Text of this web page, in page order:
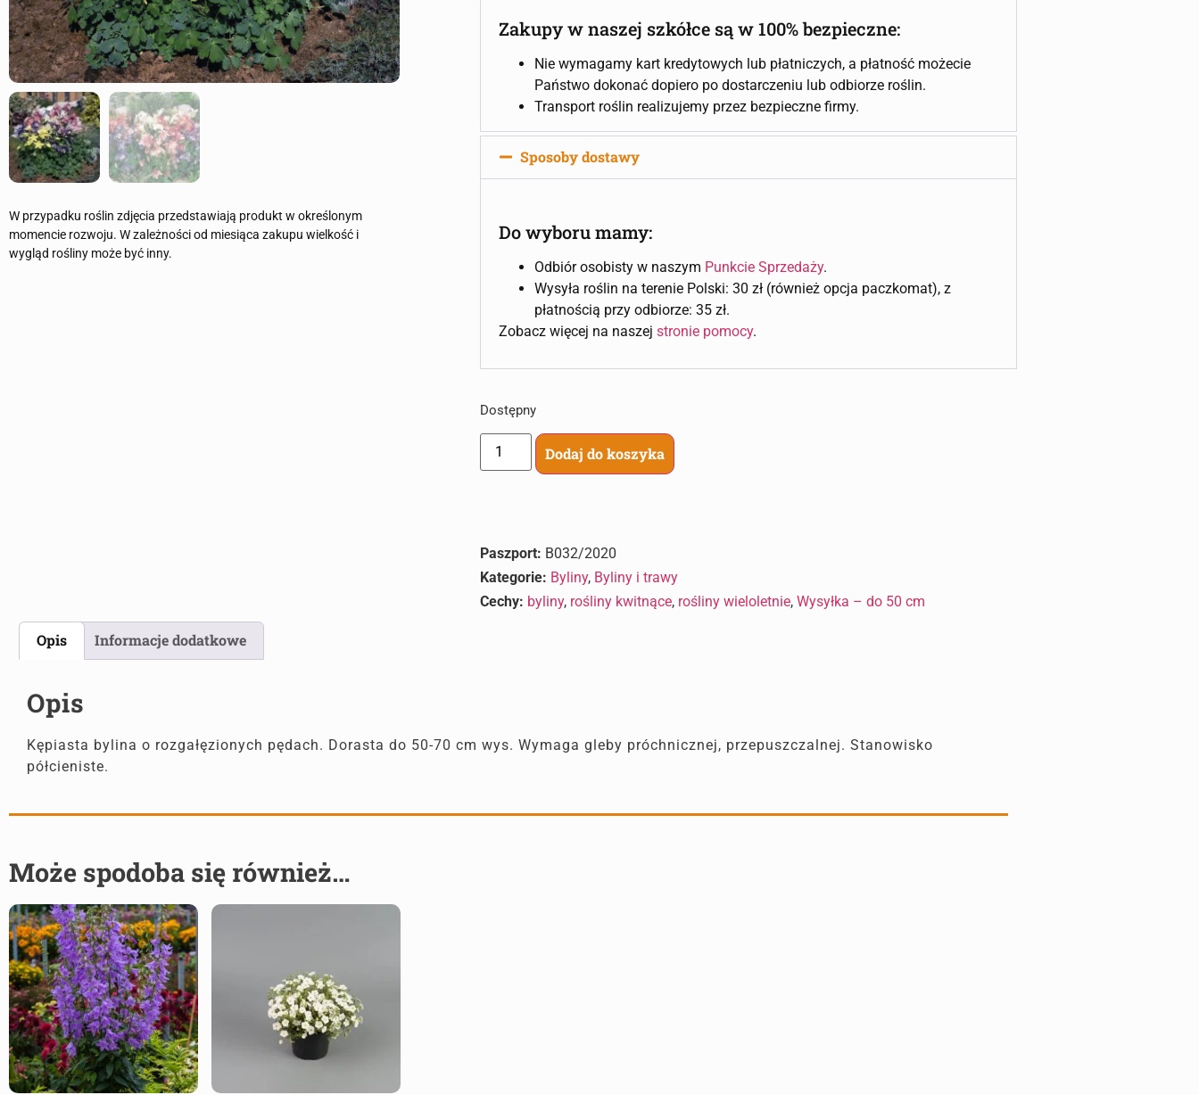
W przypadku roślin zdjęcia przedstawiają produkt w określonym
momencie rozwoju. W zależności od miesiąca zakupu wielkość i
wygląd rośliny może być inny.
Zakupy w naszej szkółce są w 100% bezpieczne:
Nie wymagamy kart kredytowych lub płatniczych, a płatność możecie
Państwo dokonać dopiero po dostarczeniu lub odbiorze roślin.
Transport roślin realizujemy przez bezpieczne firmy.
Sposoby dostawy
Do wyboru mamy:
Odbiór osobisty w naszym Punkcie Sprzedaży.
Wysyła roślin na terenie Polski: 30 zł (również opcja paczkomat), z
płatnością przy odbiorze: 35 zł.
Zobacz więcej na naszejstronie pomocy.
Dostępny
Dodaj do koszyka
Paszport: B032/2020
Kategorie: Byliny, Byliny i trawy
Cechy: byliny, rośliny kwitnące, rośliny wieloletnie,Wysyłka – do 50 cm
Opis Informacje dodatkowe
Opis
Kępiasta bylina o rozgałęzionych pędach. Dorasta do 50-70 cm wys. Wymaga gleby próchnicznej, przepuszczalnej. Stanowisko
półcieniste.
Może spodoba się również…